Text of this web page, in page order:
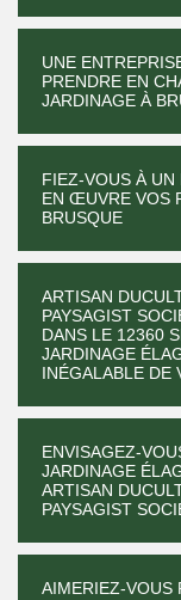
UNE
PRENDRE EN
JARDINAGE À
FIEZ-VOUS À
EN ŒUVRE VOS
BRUSQUE
ARTISAN
PAYSAGIST
DANS LE 12360
JARDINAGE
INÉGALABLE DE
ENVISAGEZ-
JARDINAGE
ARTISAN
PAYSAGIST
AIMERIEZ-VOUS